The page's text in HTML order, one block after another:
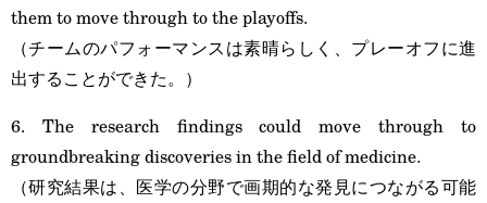
them to move through to the playoffs.
（チームのパフォーマンスは素晴らしく、プレーオフに進
出することができた。）
6. The research findings could move through to
groundbreaking discoveries in the field of medicine.
（研究結果は、医学の分野で画期的な発見につながる可能